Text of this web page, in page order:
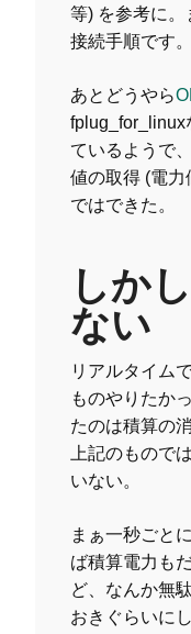
等) を参考に
接続手順です。
あとどうやら
fplug_for_linux
ているようで
値の取得 (電力
ではできた。
しか
ない
リアルタイム
ものやりたか
たのは積算の
上記のもので
いない。
まぁ一秒ごと
ば積算電力も
ど、なんか無
おきぐらいに